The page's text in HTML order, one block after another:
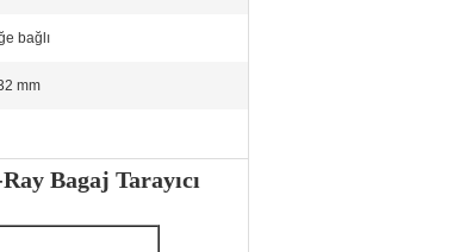
bağlı
mm
Bagaj Tarayıcı